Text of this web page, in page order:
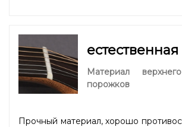
естественная
Материал
порожков
Прочный материал, хорошо